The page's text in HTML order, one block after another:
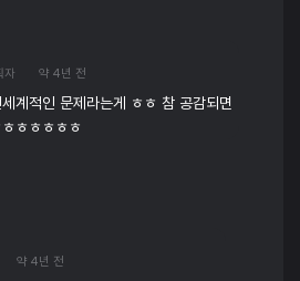
약 4년 전
계적인 문제라는게 ㅎㅎ 참 공감되면
ㅎㅎㅎㅎㅎ
약 4년 전